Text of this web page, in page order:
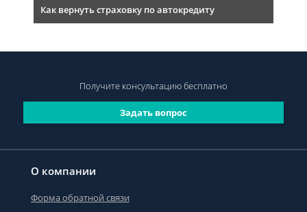
Как вернуть страховку по автокредиту
О компании
Форма обратной связи
Задать вопрос
Получите консультациюбесплатно